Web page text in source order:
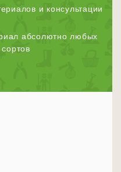
и консультации
абсолютно любых